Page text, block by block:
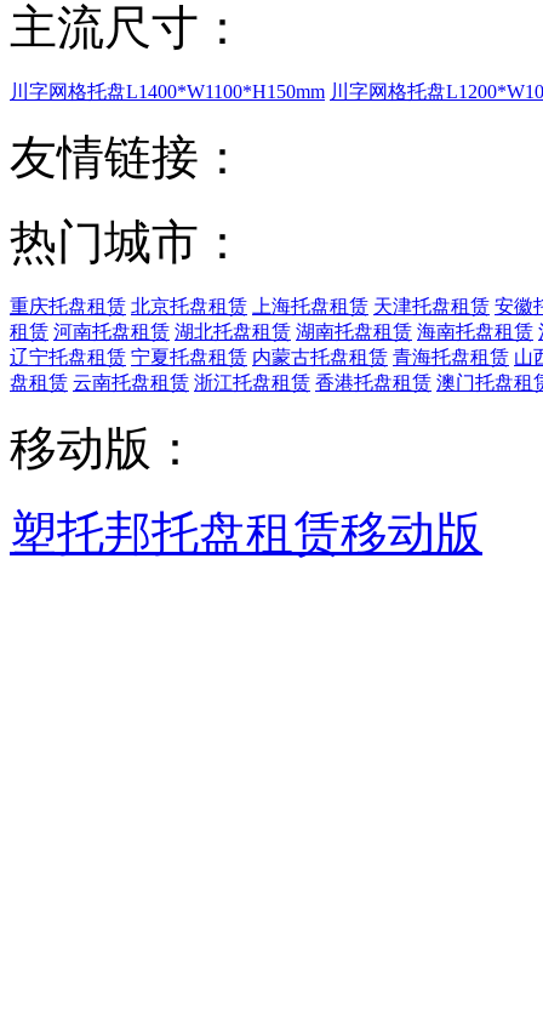
主流尺寸：
川字网格托盘L1400*W1100*H150mm 川字网格托盘
友情链接：
热门城市：
重庆托盘租赁 北京托盘租赁 上海托盘租赁 天津托盘租赁 安徽
租赁 河南托盘租赁 湖北托盘租赁 湖南托盘租赁 海南托盘租赁
辽宁托盘租赁 宁夏托盘租赁 内蒙古托盘租赁 青海托盘租赁 山
盘租赁 云南托盘租赁 浙江托盘租赁 香港托盘租赁 澳门托盘租
移动版：
塑托邦托盘租赁移动版